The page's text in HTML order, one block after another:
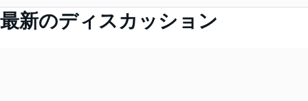
最新のディスカッション